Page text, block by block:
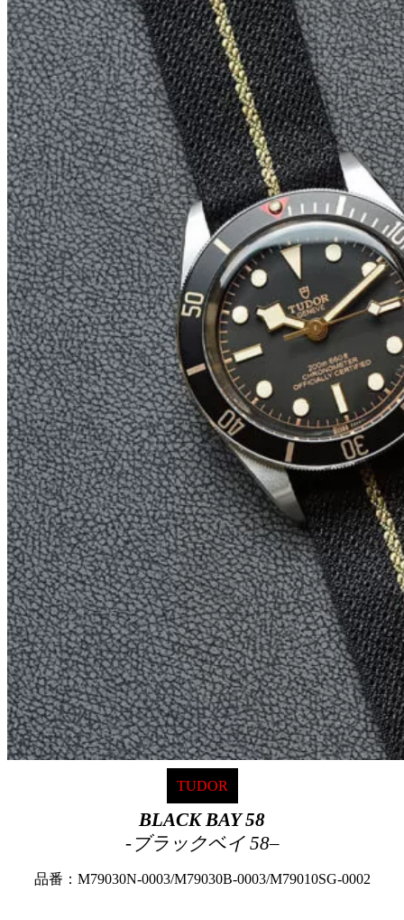
TUDOR
BLACK BAY 58
-ブラックベイ 58–
品番：M79030N-0003/M79030B-0003/M79010SG-0002